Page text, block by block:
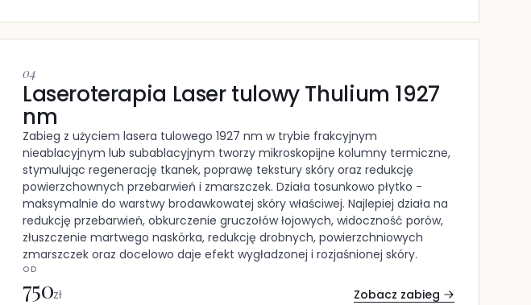
04
Laseroterapia Laser tulowy Thulium 1927
nm
Zabieg z użyciem lasera tulowego 1927 nm w trybie frakcyjnym
nieablacyjnym lub subablacyjnym tworzy mikroskopijne kolumny termiczne,
stymulując regenerację tkanek, poprawę tekstury skóry oraz redukcję
powierzchownych przebarwień i zmarszczek. Działa tosunkowo płytko -
maksymalnie do warstwy brodawkowatej skóry właściwej. Najlepiej działa na
redukcję przebarwień, obkurczenie gruczołów łojowych, widoczność porów,
złuszczenie martwego naskórka, redukcję drobnych, powierzchniowych
zmarszczek oraz docelowo daje efekt wygładzonej i rozjaśnionej skóry.
OD
750zł Zobacz zabieg